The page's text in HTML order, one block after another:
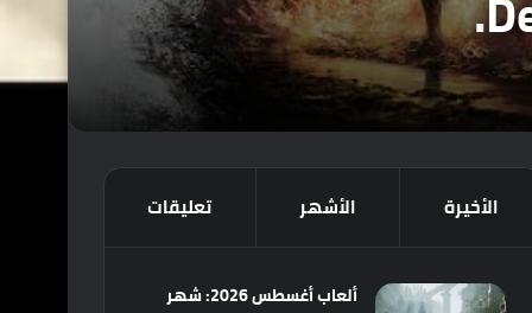
الأخيرة الأشهر تعليقات
ألعاب أغسطس 2026: شهر